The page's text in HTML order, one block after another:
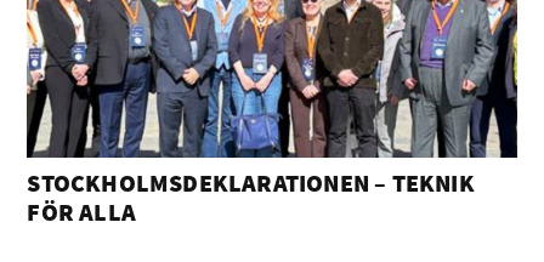
STOCKHOLMSDEKLARATIONEN – TEKNIK
FÖR ALLA